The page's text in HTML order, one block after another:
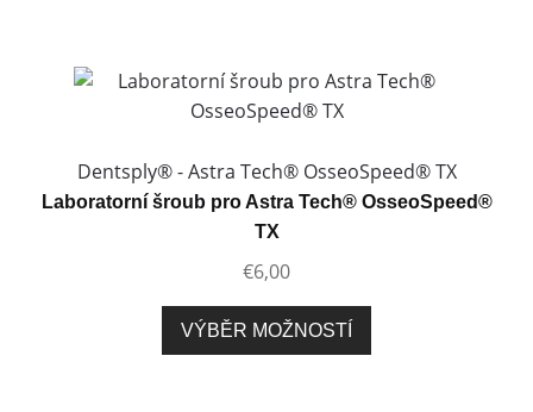
variant.
vybrat
na
Dentsply® - Astra Tech® OsseoSpeed® TX
Laboratorní šroub pro Astra Tech® OsseoSpeed®
TX
€6,00
VÝBĚR MOŽNOSTÍ
produkt